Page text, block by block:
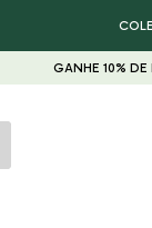
COLEÇÃO
GANHE 10% DE